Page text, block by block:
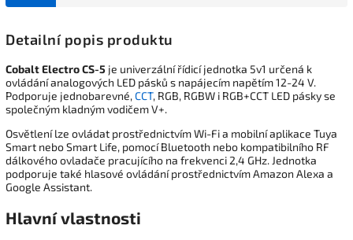
Detailní popis produktu
Cobalt Electro CS-5 je univerzální řídicí jednotka 5v1 určená k
ovládání analogových LED pásků s napájecím napětím 12-24 V.
Podporuje jednobarevné,CCT, RGB, RGBW i RGB+CCT LED pásky se
společným kladným vodičem V+.
Osvětlení lze ovládat prostřednictvím Wi-Fi a mobilní aplikace Tuya
Smart nebo Smart Life, pomocí Bluetooth nebo kompatibilního RF
dálkového ovladače pracujícího na frekvenci 2,4 GHz. Jednotka
podporuje také hlasové ovládání prostřednictvím Amazon Alexa a
Google Assistant.
Hlavní vlastnosti